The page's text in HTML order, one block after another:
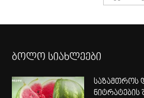
ბოლო სიახლეები
საზამთროს
ნიტრატების